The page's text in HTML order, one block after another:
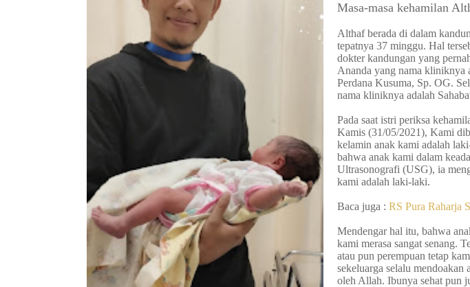
Masa-masa kehamilan
Althaf berada di dalam
tepatnya 37 minggu. Hal
dokter kandungan yang
Ananda yang nama kliniknya
Perdana Kusuma, Sp. OG.
nama kliniknya adalah
Pada saat istri periksa
Kamis (31/05/2021), Kami
kelamin anak kami adalah
bahwa anak kami dalam
Ultrasonografi (USG), ia
kami adalah laki-laki.
Baca juga : RS Pura Raharja
Mendengar hal itu, bahwa
kami merasa sangat senang.
atau pun perempuan tetap
sekeluarga selalu mendoakan
oleh Allah. Ibunya sehat pun